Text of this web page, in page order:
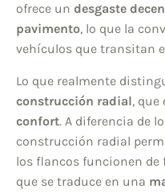
ofrece un desgaste
pavimento, lo que la
vehículos que transitan
Lo que realmente
construcción radial, que
confort. A diferencia de
construcción radial
los flancos funcionen de
que se traduce en una